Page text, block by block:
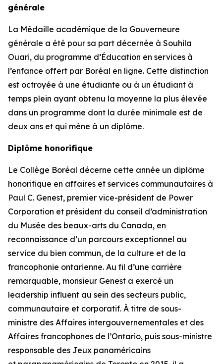
générale
La Médaille académique de la Gouverneure
générale a été pour sa part décernée à Souhila
Ouari, du programme d’Éducation en services à
l’enfance offert par Boréal en ligne. Cette distinction
est octroyée à une étudiante ou à un étudiant à
temps plein ayant obtenu la moyenne la plus élevée
dans un programme dont la durée minimale est de
deux ans et qui mène à un diplôme.
Diplôme honorifique
Le Collège Boréal décerne cette année un diplôme
honorifique en affaires et services communautaires à
Paul C. Genest, premier vice-président de Power
Corporation et président du conseil d’administration
du Musée des beaux-arts du Canada, en
reconnaissance d’un parcours exceptionnel au
service du bien commun, de la culture et de la
francophonie ontarienne. Au fil d’une carrière
remarquable, monsieur Genest a exercé un
leadership influent au sein des secteurs public,
communautaire et corporatif. À titre de sous-
ministre des Affaires intergouvernementales et des
Affaires francophones de l’Ontario, puis sous-ministre
responsable des Jeux panaméricains